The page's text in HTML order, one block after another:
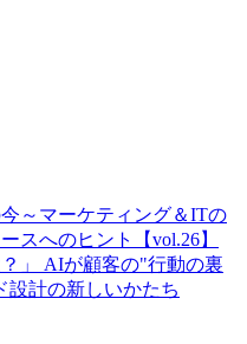
～マーケティング＆ITの
スへのヒント【vol.26】
」 AIが顧客の"行動の裏
設計の新しいかたち